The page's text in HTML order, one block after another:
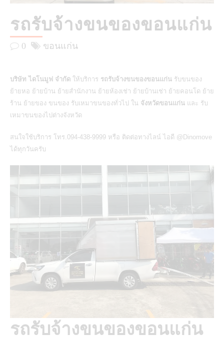
รถรับจ้างขนของขอนแก่น
0 ขอนแก่น
บริษัท ไดโนมูฟ จำกัด ให้บริการ รถรับจ้างขนของขอนแก่น รับขนของ
ย้ายหอ ย้ายบ้าน ย้ายสำนักงาน ย้ายห้องเช่า ย้ายบ้านเช่า ย้ายคอนโด ย้าย
ร้าน ย้ายของ ขนของ รับเหมาขนของทั่วไป ใน จังหวัดขอนแก่น และ รับ
เหมาขนของไปต่างจังหวัด
สนใจใช้บริการ โทร.094-438-9999 หรือ ติดต่อทางไลน์ ไอดี @Dinomove
ได้ทุกวันครับ
รถรับจ้างขนของขอนแก่น